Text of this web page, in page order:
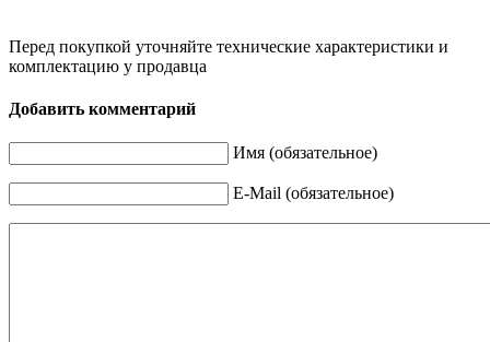
Перед покупкой уточняйте технические характеристики и
комплектацию у продавца
Добавить комментарий
Имя (обязательное)
E-Mail (обязательное)